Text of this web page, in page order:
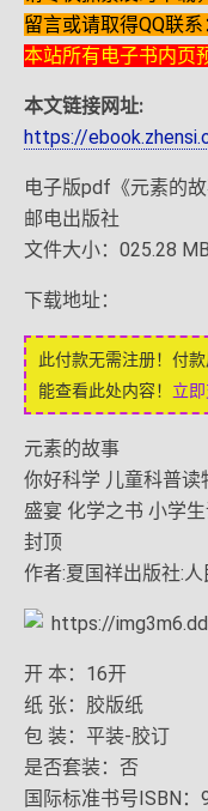
留言或请取得QQ联系
本站所有电子书内页
本文链接网址:
https://
电子版pdf《元素的
邮电出版社
文件大小：025.28 MB
下载地址：
此付款无需注册！付
能查看此处内容！ 立
元素的故事
你好科学 儿童科普
盛宴 化学之书 小学
封顶
作者:夏国祥出版社:
开 本：16开
纸 张：胶版纸
包 装：平装-胶订
是否套装：否
国际标准书号ISBN